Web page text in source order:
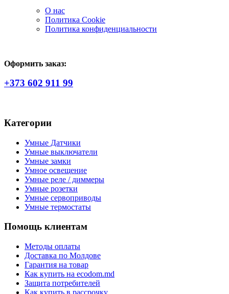
О нас
Политика Сookie
Политика конфиденциальности
Оформить заказ:
+373 602 911 99
Категории
Умные Датчики
Умные выключатели
Умные замки
Умное освещение
Умные реле / диммеры
Умные розетки
Умные сервоприводы
Умные термостаты
Помощь клиентам
Методы оплаты
Доставка по Молдове
Гарантия на товар
Как купить на ecodom.md
Защита потребителей
Как купить в рассрочку